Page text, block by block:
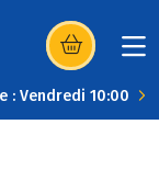
(s’ouvre dans
: Vendredi 10:00